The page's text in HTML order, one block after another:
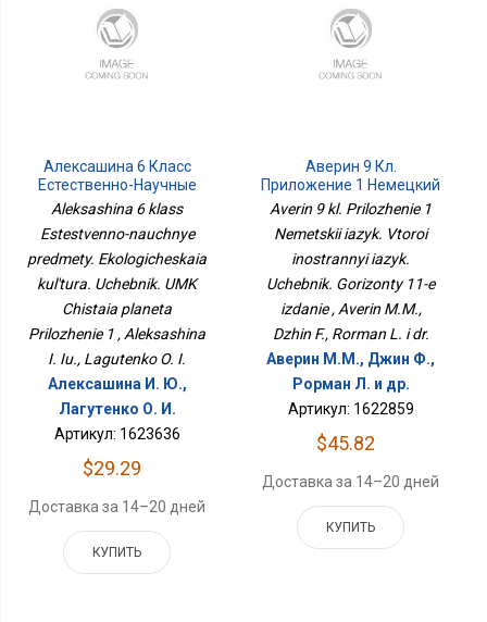
Алексашина 6 Класс
Естественно-Научные
Предметы.
Культура. Учебник. УМК
Чистая Планета
Приложение 1
Aleksashina 6 klass
Estestvenno-nauchnye
predmety. Ekologicheskaia
kul'tura. Uchebnik. UMK
Chistaia planeta
Prilozhenie 1 , Aleksashina
I. Iu., Lagutenko O. I.
Алексашина И. Ю.,
Лагутенко О. И.
Артикул: 1623636
$29.29
Доставка за 14–20 дней
КУПИТЬ
Аверин 9 Кл.
Приложение 1 Немецкий
Язык. Второй
Учебник. Горизонты 11-Е
Издание
Averin 9 kl. Prilozhenie 1
Nemetskii iazyk. Vtoroi
inostrannyi iazyk.
Uchebnik. Gorizonty 11-e
izdanie , Averin M.M.,
Dzhin F., Rorman L. i dr.
Аверин М.М., Джин Ф.,
Рорман Л. и др.
Артикул: 1622859
$45.82
Доставка за 14–20 дней
КУПИТЬ